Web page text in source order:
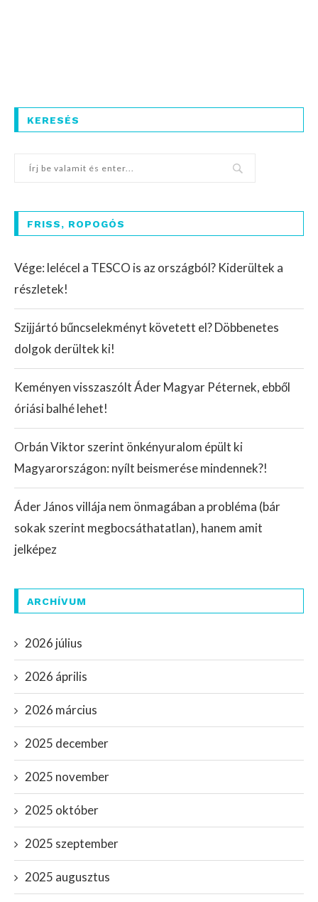
KERESÉS
FRISS, ROPOGÓS
Vége: lelécel a TESCO is az országból? Kiderültek a
részletek!
Szijjártó bűncselekményt követett el? Döbbenetes
dolgok derültek ki!
Keményen visszaszólt Áder Magyar Péternek, ebből
óriási balhé lehet!
Orbán Viktor szerint önkényuralom épült ki
Magyarországon: nyílt beismerése mindennek?!
Áder János villája nem önmagában a probléma (bár
sokak szerint megbocsáthatatlan), hanem amit
jelképez
ARCHÍVUM
2026 július
2026 április
2026 március
2025 december
2025 november
2025 október
2025 szeptember
2025 augusztus